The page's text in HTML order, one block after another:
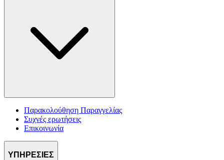
Παρακολούθηση Παραγγελίας
Συχνές ερωτήσεις
Επικοινωνία
ΥΠΗΡΕΣΙΕΣ